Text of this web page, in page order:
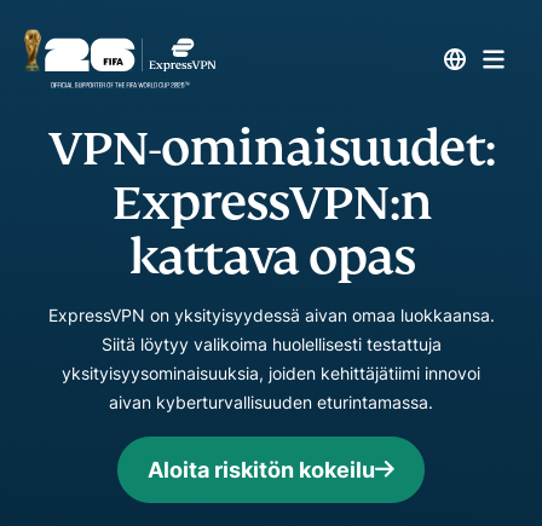
VPN-ominaisuudet:
ExpressVPN:n
kattava opas
ExpressVPN on yksityisyydessä aivan omaa luokkaansa.
Siitä löytyy valikoima huolellisesti testattuja
yksityisyysominaisuuksia, joiden kehittäjätiimi innovoi
aivan kyberturvallisuuden eturintamassa.
Aloita riskitön kokeilu